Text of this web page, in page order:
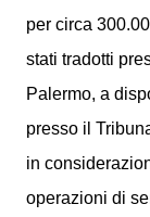
per circa
stati tradotti
Palermo, a
presso il
in
operazioni di